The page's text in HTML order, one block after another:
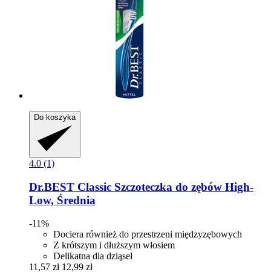
Do koszyka
4.0 (1)
Dr.BEST Classic Szczoteczka do zębów High-​
Low, Średnia
-11%
Dociera również do przestrzeni międzyzębowych
Z krótszym i dłuższym włosiem
Delikatna dla dziąseł
11,57 zł 12,99 zł